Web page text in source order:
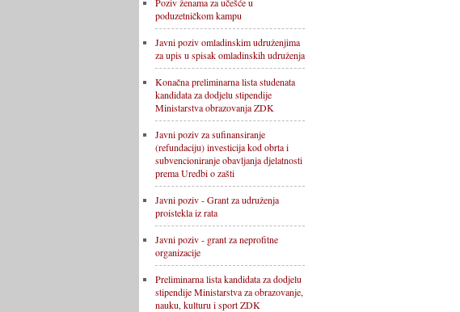
poduzetničkom kampu
Javni poziv omladinskim udruženjima
za upis u spisak omladinskih udruženja
Konačna preliminarna lista studenata
kandidata za dodjelu stipendije
Ministarstva obrazovanja ZDK
Javni poziv za sufinansiranje
(refundaciju) investicija kod obrta i
subvencioniranje obavljanja djelatnosti
prema Uredbi o zašti
Javni poziv - Grant za udruženja
proistekla iz rata
Javni poziv - grant za neprofitne
organizacije
Preliminarna lista kandidata za dodjelu
stipendije Ministarstva za obrazovanje,
nauku, kulturu i sport ZDK